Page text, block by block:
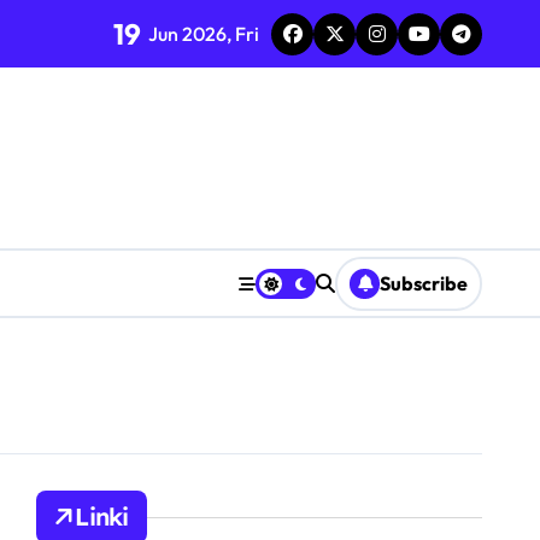
19 Jun 2026, Fri
Subscribe
Linki